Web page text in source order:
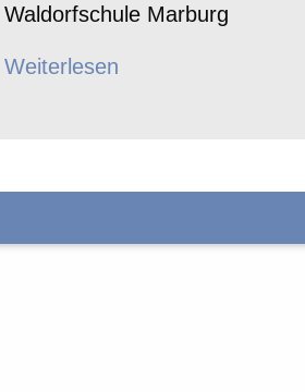
Waldorfschule Marburg
Weiterlesen